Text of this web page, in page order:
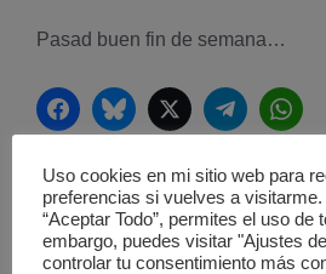
Pasad buen fin de semana…
FacebookBluesky Twitter Telegram
Categorías
Humor
Etiquetas
corrupcion, Politica, PP,
Oporto: un viaje al pasado con
Uso cookies en mi sitio web para
preferencias si vuelves a
“Aceptar Todo”, permites el uso de
embargo, puedes visitar "Ajustes
controlar tu consentimiento más